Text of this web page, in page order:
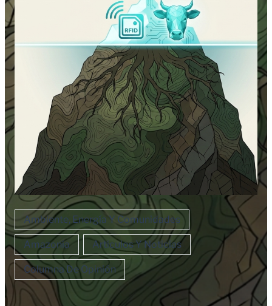
Ambiente, Energía Y Comunidades
Amazonía Artículos Y Noticias
Columna De Opinión